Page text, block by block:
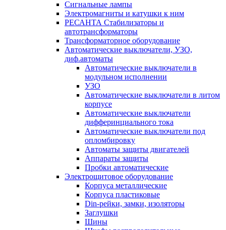
Сигнальные лампы
Электромагниты и катушки к ним
РЕСАНТА Стабилизаторы и
автотрансформаторы
Трансформаторное оборудование
Автоматические выключатели, УЗО,
диф.автоматы
Автоматические выключатели в
модульном исполнении
УЗО
Автоматические выключатели в литом
корпусе
Автоматические выключатели
дифферинциального тока
Автоматические выключатели под
опломбировку
Автоматы защиты двигателей
Аппараты защиты
Пробки автоматические
Электрощитовое оборудование
Корпуса металлические
Корпуса пластиковые
Din-рейки, замки, изоляторы
Заглушки
Шины